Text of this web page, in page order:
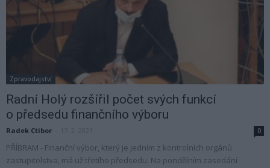
Zpravodajství
Radní Holý rozšířil počet svých funkcí
o předsedu finančního výboru
Radek Ctibor 0
PŘÍBRAM - Finanční výbor, který je jedním z kontrolních orgánů
zastupitelstva, má už třetího předsedu. Na pondělním zasedání